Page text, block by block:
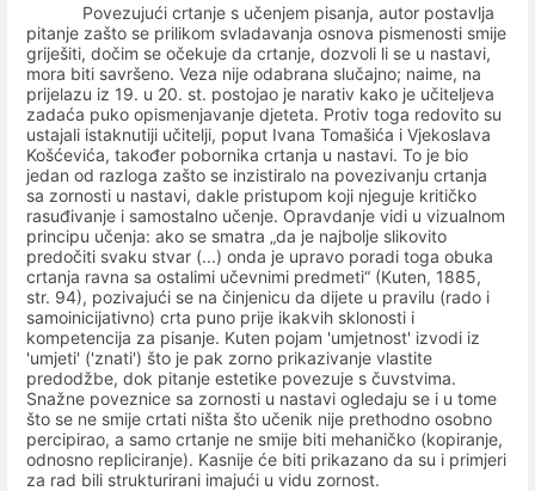
Povezujući crtanje s učenjem pisanja, autor postavlja
pitanje zašto se prilikom svladavanja osnova pismenosti smije
griješiti, dočim se očekuje da crtanje, dozvoli li se u nastavi,
mora biti savršeno. Veza nije odabrana slučajno; naime, na
prijelazu iz 19. u 20. st. postojao je narativ kako je učiteljeva
zadaća puko opismenjavanje djeteta. Protiv toga redovito su
ustajali istaknutiji učitelji, poput Ivana Tomašića i Vjekoslava
Košćevića, također pobornika crtanja u nastavi. To je bio
jedan od razloga zašto se inzistiralo na povezivanju crtanja
sa zornosti u nastavi, dakle pristupom koji njeguje kritičko
rasuđivanje i samostalno učenje. Opravdanje vidi u vizualnom
principu učenja: ako se smatra „da je najbolje slikovito
predočiti svaku stvar (...) onda je upravo poradi toga obuka
crtanja ravna sa ostalimi učevnimi predmeti“ (Kuten, 1885,
str. 94), pozivajući se na činjenicu da dijete u pravilu (rado i
samoinicijativno) crta puno prije ikakvih sklonosti i
kompetencija za pisanje. Kuten pojam 'umjetnost' izvodi iz
'umjeti' ('znati') što je pak zorno prikazivanje vlastite
predodžbe, dok pitanje estetike povezuje s čuvstvima.
Snažne poveznice sa zornosti u nastavi ogledaju se i u tome
što se ne smije crtati ništa što učenik nije prethodno osobno
percipirao, a samo crtanje ne smije biti mehaničko (kopiranje,
odnosno repliciranje). Kasnije će biti prikazano da su i primjeri
za rad bili strukturirani imajući u vidu zornost.